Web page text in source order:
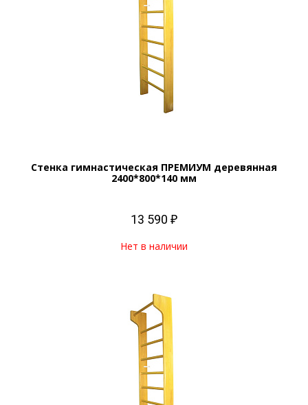
Стенка гимнастическая ПРЕМИУМ деревянная
2400*800*140 мм
13 590 ₽
Нет в наличии